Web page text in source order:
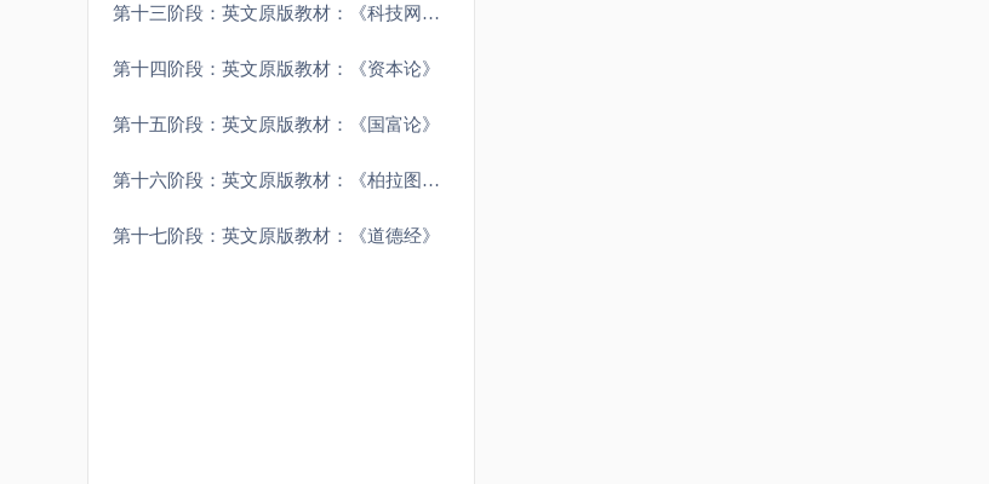
第十三阶段：英文原版教材：《科技网站官方文档》
第十四阶段：英文原版教材：《资本论》
第十五阶段：英文原版教材：《国富论》
第十六阶段：英文原版教材：《柏拉图：理想国，西方哲学源头》
第十七阶段：英文原版教材：《道德经》